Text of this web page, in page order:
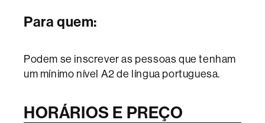
Para quem:
Podem se inscrever as pessoas que tenham
um mínimo nível A2 de língua portuguesa.
HORÁRIOS E PREÇO